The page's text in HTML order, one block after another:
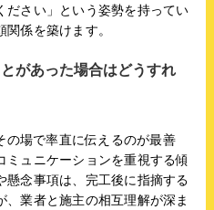
ださい」という姿勢を持ってい
係を築けます。
があった場合はどうすれ
場で率直に伝えるのが最善
ミュニケーションを重視する傾
懸念事項は、完工後に指摘する
、業者と施主の相互理解が深ま